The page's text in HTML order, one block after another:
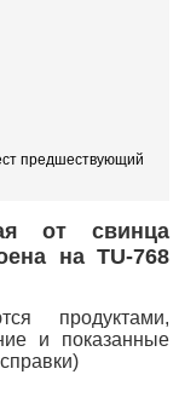
предшествующий
от свинца
на TU-768
продуктами,
и показанные